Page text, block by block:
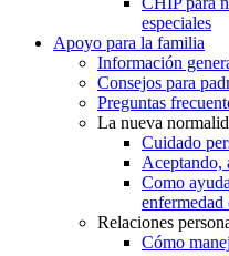
especiales
Apoyo para la familia
Información
Consejos para
Preguntas
La nueva
Cuidado
Aceptando,
Como
enfermedad
Relaciones
Cómo